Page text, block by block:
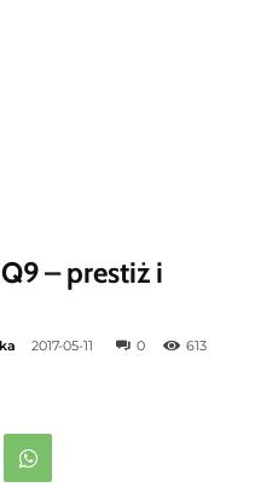
– prestiż i
2017-05-11 0 613